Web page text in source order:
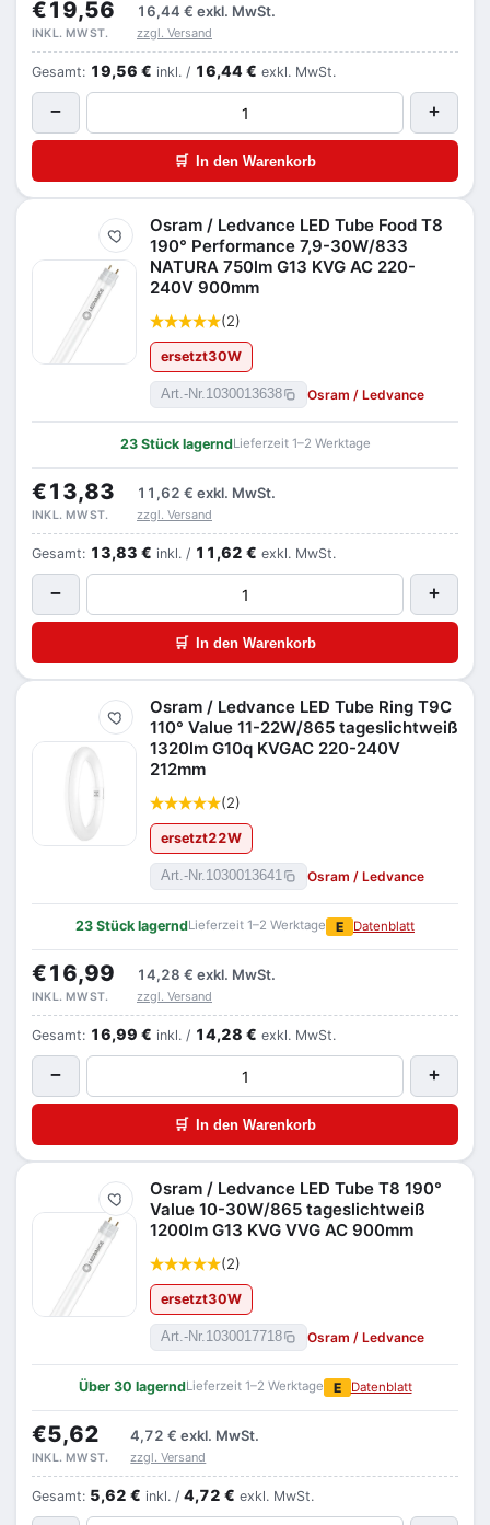
€19,56 16,44 € exkl. MwSt.
INKL. MWST. zzgl. Versand
Gesamt: 19,56 € inkl. / 16,44 € exkl. MwSt.
− +
🛒 In den Warenkorb
Merken
Osram / Ledvance LED Tube Food T8
190° Performance 7,9-30W/833
NATURA 750lm G13 KVG AC 220-
240V 900mm
(2)
ersetzt30W
Art.-Nr.1030013638 Osram / Ledvance
23 Stück lagerndLieferzeit 1–2 Werktage
€13,83 11,62 € exkl. MwSt.
INKL. MWST. zzgl. Versand
Gesamt: 13,83 € inkl. / 11,62 € exkl. MwSt.
− +
🛒 In den Warenkorb
Merken
Osram / Ledvance LED Tube Ring T9C
110° Value 11-22W/865 tageslichtweiß
1320lm G10q KVGAC 220-240V
212mm
(2)
ersetzt22W
Art.-Nr.1030013641 Osram / Ledvance
23 Stück lagerndLieferzeit 1–2 Werktage E Datenblatt
€16,99 14,28 € exkl. MwSt.
INKL. MWST. zzgl. Versand
Gesamt: 16,99 € inkl. / 14,28 € exkl. MwSt.
− +
🛒 In den Warenkorb
Merken
Osram / Ledvance LED Tube T8 190°
Value 10-30W/865 tageslichtweiß
1200lm G13 KVG VVG AC 900mm
(2)
ersetzt30W
Art.-Nr.1030017718 Osram / Ledvance
Über 30 lagerndLieferzeit 1–2 Werktage E Datenblatt
€5,62 4,72 € exkl. MwSt.
INKL. MWST. zzgl. Versand
Gesamt: 5,62 € inkl. / 4,72 € exkl. MwSt.